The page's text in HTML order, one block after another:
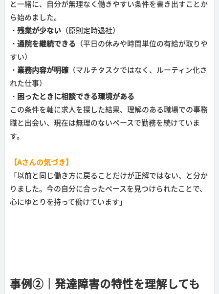
と一緒に、自分が無理なく働きやすい条件を書き出すことか
ら始めました。
・残業が少ない（原則定時退社）
・通院を継続できる （平日の休みや時間単位の有給が取りや
すい）
・業務内容が明確（マルチタスクではなく、ルーティン化さ
れた仕事）
・困ったときに相談できる環境がある
この条件を軸に求人を探した結果、理解のある職場での事務
職と出会い、現在は無理のないペースで勤務を続けていま
す。
【Aさんの気づき】
「以前と同じ働き方に戻ることだけが正解ではない、と分か
りました。今の自分に合ったペースを見つけられたことで、
心にゆとりを持って働けています」
事例②｜発達障害の特性を理解しても